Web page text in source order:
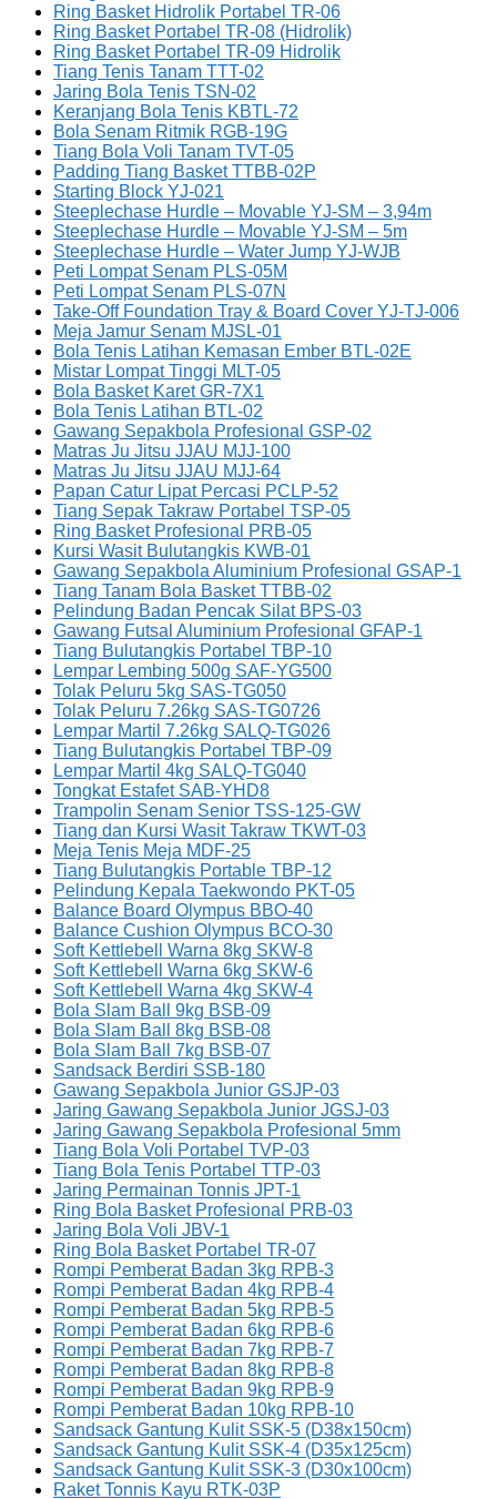
Ring Basket Hidrolik Portabel TR-06
Ring Basket Portabel TR-08 (Hidrolik)
Ring Basket Portabel TR-09 Hidrolik
Tiang Tenis Tanam TTT-02
Jaring Bola Tenis TSN-02
Keranjang Bola Tenis KBTL-72
Bola Senam Ritmik RGB-19G
Tiang Bola Voli Tanam TVT-05
Padding Tiang Basket TTBB-02P
Starting Block YJ-021
Steeplechase Hurdle – Movable YJ-SM – 3,94m
Steeplechase Hurdle – Movable YJ-SM – 5m
Steeplechase Hurdle – Water Jump YJ-WJB
Peti Lompat Senam PLS-05M
Peti Lompat Senam PLS-07N
Take-Off Foundation Tray & Board Cover YJ-TJ-006
Meja Jamur Senam MJSL-01
Bola Tenis Latihan Kemasan Ember BTL-02E
Mistar Lompat Tinggi MLT-05
Bola Basket Karet GR-7X1
Bola Tenis Latihan BTL-02
Gawang Sepakbola Profesional GSP-02
Matras Ju Jitsu JJAU MJJ-100
Matras Ju Jitsu JJAU MJJ-64
Papan Catur Lipat Percasi PCLP-52
Tiang Sepak Takraw Portabel TSP-05
Ring Basket Profesional PRB-05
Kursi Wasit Bulutangkis KWB-01
Gawang Sepakbola Aluminium Profesional GSAP-1
Tiang Tanam Bola Basket TTBB-02
Pelindung Badan Pencak Silat BPS-03
Gawang Futsal Aluminium Profesional GFAP-1
Tiang Bulutangkis Portabel TBP-10
Lempar Lembing 500g SAF-YG500
Tolak Peluru 5kg SAS-TG050
Tolak Peluru 7.26kg SAS-TG0726
Lempar Martil 7.26kg SALQ-TG026
Tiang Bulutangkis Portabel TBP-09
Lempar Martil 4kg SALQ-TG040
Tongkat Estafet SAB-YHD8
Trampolin Senam Senior TSS-125-GW
Tiang dan Kursi Wasit Takraw TKWT-03
Meja Tenis Meja MDF-25
Tiang Bulutangkis Portable TBP-12
Pelindung Kepala Taekwondo PKT-05
Balance Board Olympus BBO-40
Balance Cushion Olympus BCO-30
Soft Kettlebell Warna 8kg SKW-8
Soft Kettlebell Warna 6kg SKW-6
Soft Kettlebell Warna 4kg SKW-4
Bola Slam Ball 9kg BSB-09
Bola Slam Ball 8kg BSB-08
Bola Slam Ball 7kg BSB-07
Sandsack Berdiri SSB-180
Gawang Sepakbola Junior GSJP-03
Jaring Gawang Sepakbola Junior JGSJ-03
Jaring Gawang Sepakbola Profesional 5mm
Tiang Bola Voli Portabel TVP-03
Tiang Bola Tenis Portabel TTP-03
Jaring Permainan Tonnis JPT-1
Ring Bola Basket Profesional PRB-03
Jaring Bola Voli JBV-1
Ring Bola Basket Portabel TR-07
Rompi Pemberat Badan 3kg RPB-3
Rompi Pemberat Badan 4kg RPB-4
Rompi Pemberat Badan 5kg RPB-5
Rompi Pemberat Badan 6kg RPB-6
Rompi Pemberat Badan 7kg RPB-7
Rompi Pemberat Badan 8kg RPB-8
Rompi Pemberat Badan 9kg RPB-9
Rompi Pemberat Badan 10kg RPB-10
Sandsack Gantung Kulit SSK-5 (D38x150cm)
Sandsack Gantung Kulit SSK-4 (D35x125cm)
Sandsack Gantung Kulit SSK-3 (D30x100cm)
Raket Tonnis Kayu RTK-03P